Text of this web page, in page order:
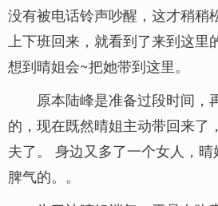
没有被电话铃声吵醒，这才稍稍
上下班回来，就看到了来到这
想到晴姐会~把她带到这里。
原本陆峰是准备过段时间，
的，现在既然晴姐主动带回来了
夫了。 身边又多了一个女人，
脾气的。。